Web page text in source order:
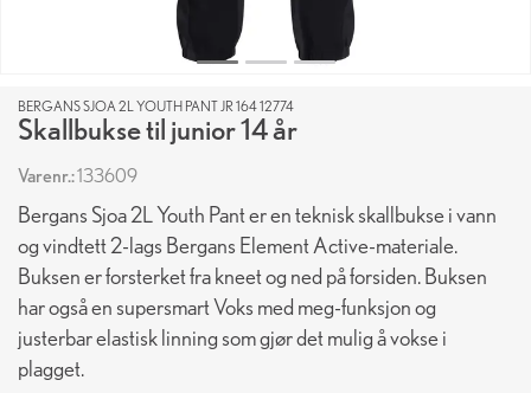
BERGANS SJOA 2L YOUTH PANT JR 164 12774
Skallbukse til junior 14 år
Varenr.:133609
Bergans Sjoa 2L Youth Pant er en teknisk skallbukse i vann
og vindtett 2-lags Bergans Element Active-materiale.
Buksen er forsterket fra kneet og ned på forsiden. Buksen
har også en supersmart Voks med meg-funksjon og
justerbar elastisk linning som gjør det mulig å vokse i
plagget.